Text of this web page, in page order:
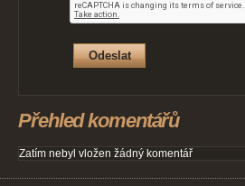
Přehled komentářů
Zatím nebyl vložen žádný komentář